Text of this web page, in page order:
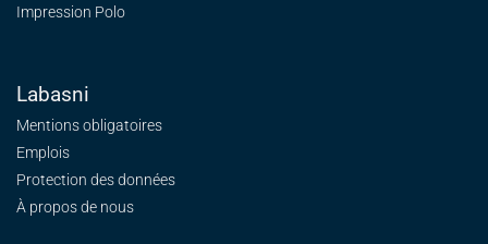
Impression Polo
Labasni
Mentions obligatoires
Emplois
Protection des données
À propos de nous